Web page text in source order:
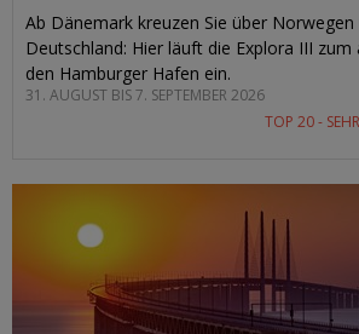
Ab Dänemark kreuzen Sie über Norwegen
Deutschland: Hier läuft die Explora III
den Hamburger Hafen ein.
31. AUGUST BIS 7. SEPTEMBER 2026
TOP 20 -